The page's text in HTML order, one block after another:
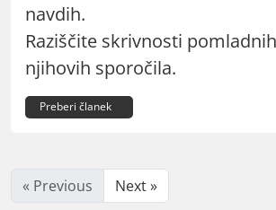
navdih.
Raziščite skrivnosti
njihovih sporočila.
Preberi članek
« Previous Next »